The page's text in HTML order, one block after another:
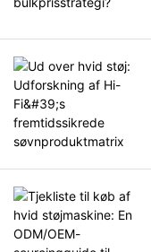
og videnskab for at